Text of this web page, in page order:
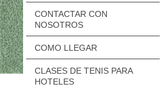
CONTACTAR CON
NOSOTROS
COMO LLEGAR
CLASES DE TENIS PARA
HOTELES